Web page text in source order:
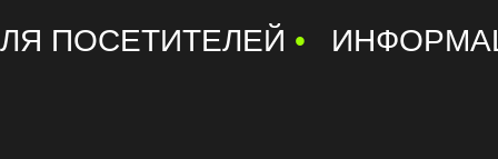
ПОСЕТИТЕЛЕЙ •